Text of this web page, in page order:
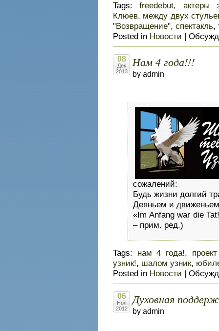
Tags:freedebut, актеры
Клюев, между двух
"Возвращение", спектакль,
Posted in Новости |
08
Дек
2013
Нам 4 года!!!
by admin
сожалений:
Будь жизни долгий
Деяньем и
«Im Anfang war die
– прим. ред.)
Tags: нам 4 года!,
узник!, шалом узник,
Posted in Новости |
06
Ноя
2012
Духовная
by admin